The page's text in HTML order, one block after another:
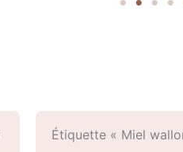
Étiquette « Miel